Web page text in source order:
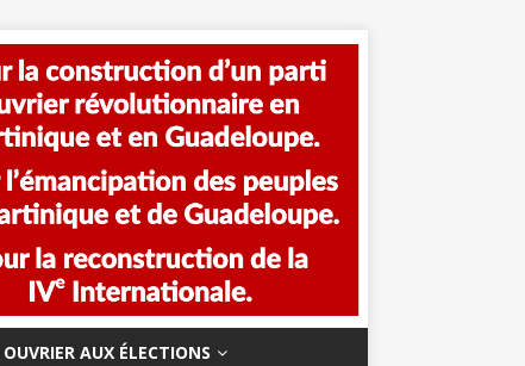
AUX ÉLECTIONS